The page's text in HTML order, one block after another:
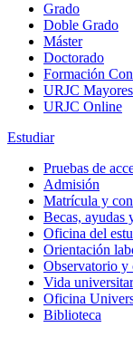
Grado
Doble Grado
Máster
Doctorado
Formación
URJC Mayores
URJC Online
Estudiar
Pruebas de
Admisión
Matrícula y
Becas, ayudas
Oficina del
Orientación
Observatorio y
Vida
Oficina
Biblioteca